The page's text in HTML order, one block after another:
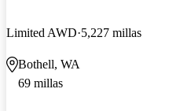
Limited AWD 5,227 millas
Bothell, WA
69 millas